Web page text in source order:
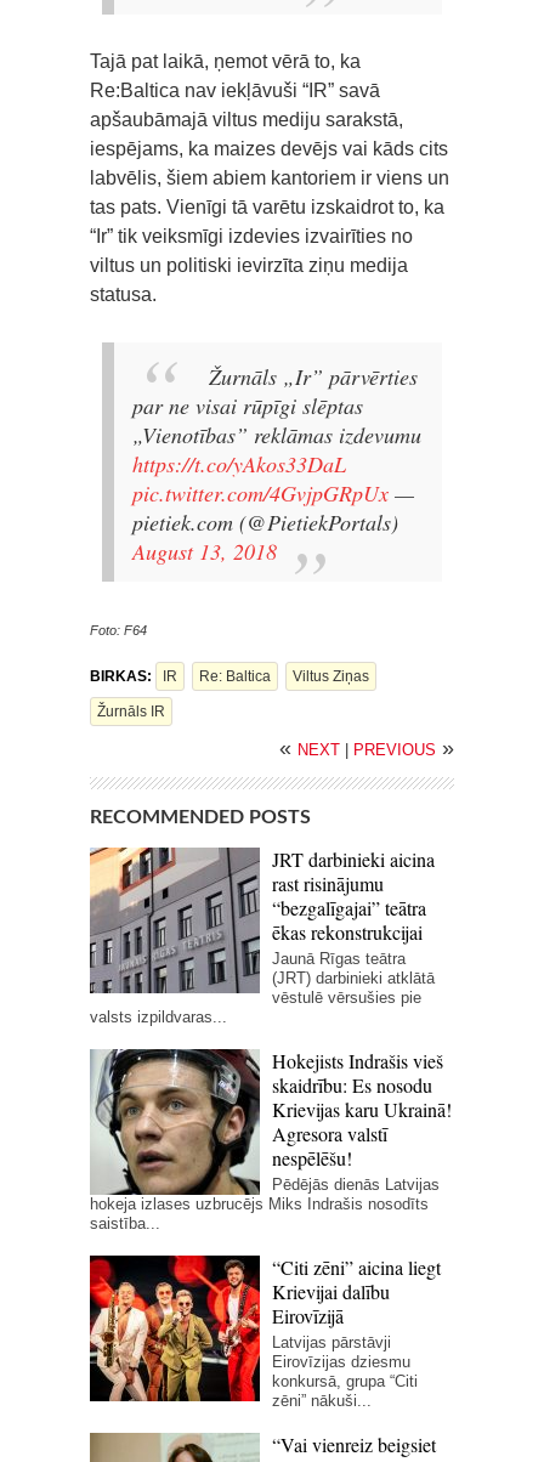
Tajā pat laikā, ņemot vērā to, ka
Re:Baltica nav iekļāvuši “IR” savā
apšaubāmajā viltus mediju sarakstā,
iespējams, ka maizes devējs vai kāds cits
labvēlis, šiem abiem kantoriem ir viens un
tas pats. Vienīgi tā varētu izskaidrot to, ka
“Ir” tik veiksmīgi izdevies izvairīties no
viltus un politiski ievirzīta ziņu medija
statusa.
Žurnāls „Ir” pārvērties
par ne visai rūpīgi slēptas
„Vienotības” reklāmas izdevumu
https://t.co/yAkos33DaL
pic.twitter.com/4GvjpGRpUx —
pietiek.com (@PietiekPortals)
August 13, 2018
Foto: F64
BIRKAS: IR Re: Baltica Viltus Ziņas
Žurnāls IR
« NEXT PREVIOUS »
RECOMMENDED POSTS
JRT darbinieki aicina
rast risinājumu
“bezgalīgajai” teātra
ēkas rekonstrukcijai
Jaunā Rīgas teātra
(JRT) darbinieki atklātā
vēstulē vērsušies pie
valsts izpildvaras...
Hokejists Indrašis vieš
skaidrību: Es nosodu
Krievijas karu Ukrainā!
Agresora valstī
nespēlēšu!
Pēdējās dienās Latvijas
hokeja izlases uzbrucējs Miks Indrašis nosodīts
saistība...
“Citi zēni” aicina liegt
Krievijai dalību
Eirovīzijā
Latvijas pārstāvji
Eirovīzijas dziesmu
konkursā, grupa “Citi
zēni” nākuši...
“Vai vienreiz beigsiet